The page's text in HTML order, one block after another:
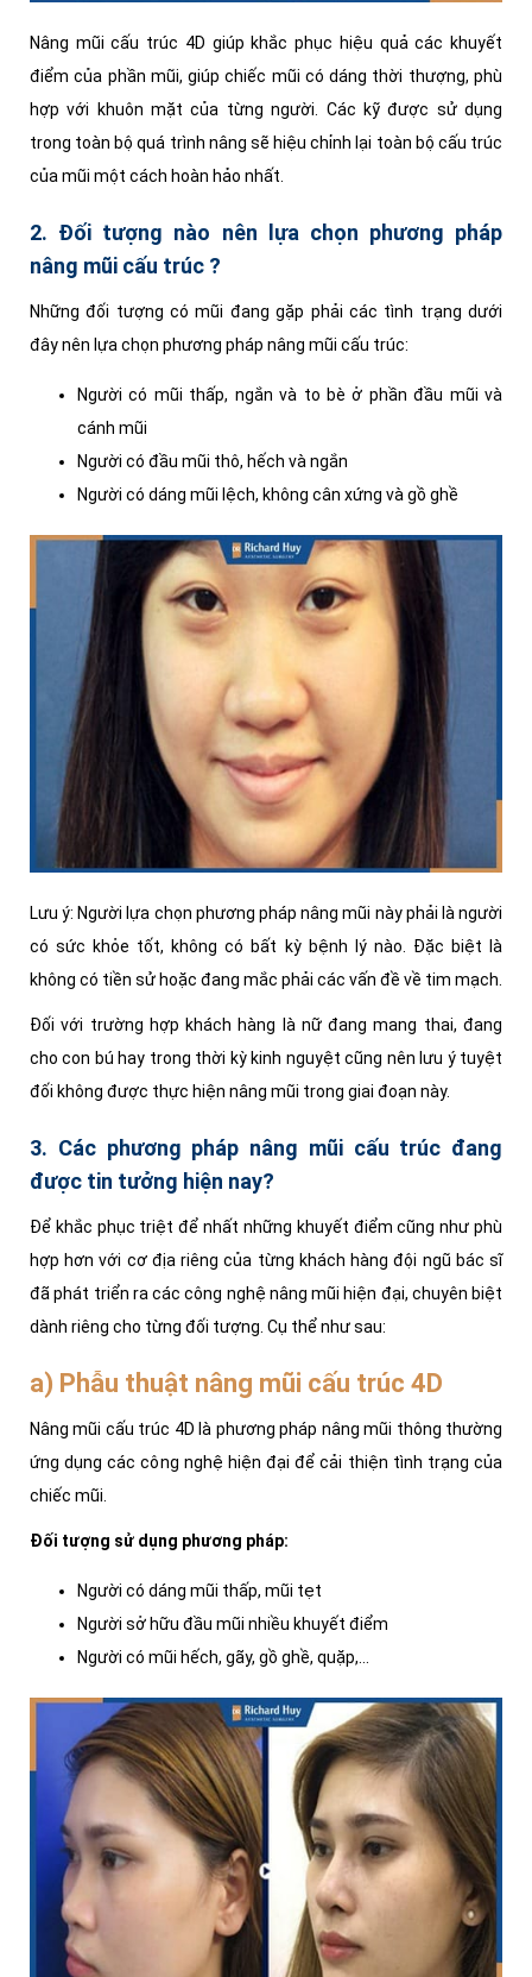
Nâng mũi cấu trúc 4D giúp khắc phục hiệu quả các khuyết
điểm của phần mũi, giúp chiếc mũi có dáng thời thượng, phù
hợp với khuôn mặt của từng người. Các kỹ được sử dụng
trong toàn bộ quá trình nâng sẽ hiệu chỉnh lại toàn bộ cấu trúc
của mũi một cách hoàn hảo nhất.
2. Đối tượng nào nên lựa chọn phương pháp
nâng mũi cấu trúc ?
Những đối tượng có mũi đang gặp phải các tình trạng dưới
đây nên lựa chọn phương pháp nâng mũi cấu trúc:
Người có mũi thấp, ngắn và to bè ở phần đầu mũi và
cánh mũi
Người có đầu mũi thô, hếch và ngắn
Người có dáng mũi lệch, không cân xứng và gồ ghề
Lưu ý: Người lựa chọn phương pháp nâng mũi này phải là người
có sức khỏe tốt, không có bất kỳ bệnh lý nào. Đặc biệt là
không có tiền sử hoặc đang mắc phải các vấn đề về tim mạch.
Đối với trường hợp khách hàng là nữ đang mang thai, đang
cho con bú hay trong thời kỳ kinh nguyệt cũng nên lưu ý tuyệt
đối không được thực hiện nâng mũi trong giai đoạn này.
3. Các phương pháp nâng mũi cấu trúc đang
được tin tưởng hiện nay?
Để khắc phục triệt để nhất những khuyết điểm cũng như phù
hợp hơn với cơ địa riêng của từng khách hàng đội ngũ bác sĩ
đã phát triển ra các công nghệ nâng mũi hiện đại, chuyên biệt
dành riêng cho từng đối tượng. Cụ thể như sau:
a) Phẫu thuật nâng mũi cấu trúc 4D
Nâng mũi cấu trúc 4D là phương pháp nâng mũi thông thường
ứng dụng các công nghệ hiện đại để cải thiện tình trạng của
chiếc mũi.
Đối tượng sử dụng phương pháp:
Người có dáng mũi thấp, mũi tẹt
Người sở hữu đầu mũi nhiều khuyết điểm
Người có mũi hếch, gãy, gồ ghề, quặp,...